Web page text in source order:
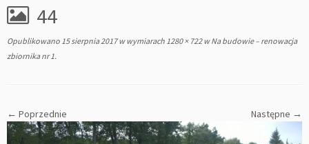
44
Opublikowano 15 sierpnia 2017w wymiarach 1280 × 722wNa budowie – renowacja
zbiornika nr 1.
← Poprzednie Następne →